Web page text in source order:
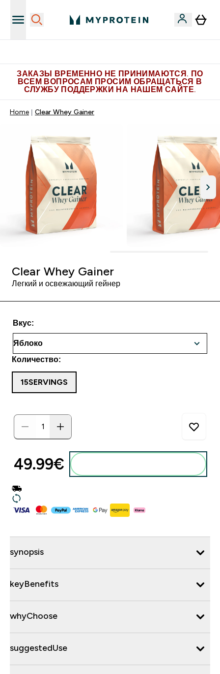
ЗАКАЗЫ ВРЕМЕННО НЕ ПРИНИМАЮТСЯ. ПО
ВСЕМ ВОПРОСАМ ПРОСИМ ОБРАЩАТЬСЯ В
СЛУЖБУ ПОДДЕРЖКИ НА НАШЕМ САЙТЕ.
Home Clear Whey Gainer
Clear Whey Gainer
Легкий и освежающий гейнер
Вкус:
Количество:
15SERVINGS
49.99€‎
synopsis
keyBenefits
whyChoose
suggestedUse